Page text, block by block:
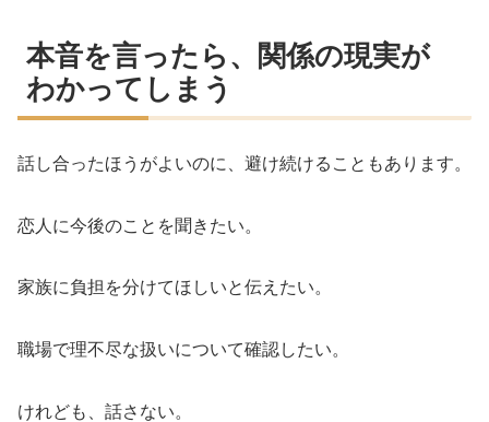
本音を言ったら、関係の現実が
わかってしまう
話し合ったほうがよいのに、避け続けることもあります。
恋人に今後のことを聞きたい。
家族に負担を分けてほしいと伝えたい。
職場で理不尽な扱いについて確認したい。
けれども、話さない。